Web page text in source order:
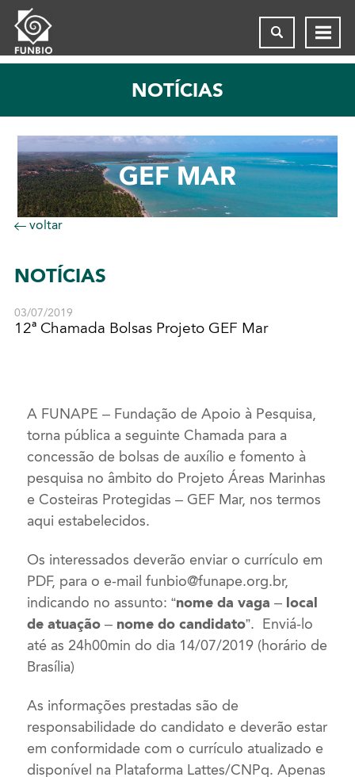
NOTÍCIAS
GEF MAR
voltar
NOTÍCIAS
03/07/2019
12ª Chamada Bolsas Projeto GEF Mar
A FUNAPE – Fundação de Apoio à Pesquisa,
torna pública a seguinte Chamada para a
concessão de bolsas de auxílio e fomento à
pesquisa no âmbito do Projeto Áreas Marinhas
e Costeiras Protegidas – GEF Mar, nos termos
aqui estabelecidos.
Os interessados deverão enviar o currículo em
PDF, para o e-mailfunbio@funape.org.br,
indicando no assunto:“nome da vaga – local
de atuação – nome do candidato”. Enviá-lo
até as 24h00min do dia 14/07/2019 (horário de
Brasília)
As informações prestadas são de
responsabilidade do candidato e deverão estar
em conformidade com o currículo atualizado e
disponível na Plataforma Lattes/CNPq. Apenas